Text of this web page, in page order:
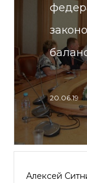
20.06.19
Алексей